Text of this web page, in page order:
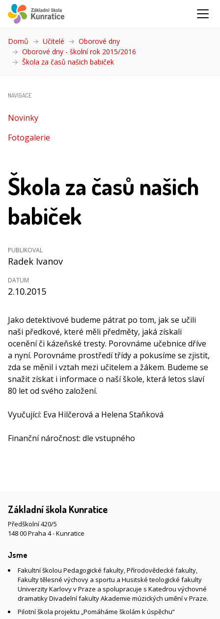
Domů Učitelé
Oborové dny
Oborové dny - školní rok 2015/2016
Škola za časů našich babiček
NAVIGACE
Novinky
Fotogalerie
Škola za časů našich
babiček
PUBLIKOVAL
Radek Ivanov
DATUM
2.10.2015
Jako detektivové budeme pátrat po tom, jak se učili
naši předkové, které měli předměty, jaká získali
ocenění či kázeňské tresty. Porovnáme učebnice dříve
a nyní. Porovnáme prostředí třídy a pokusíme se zjistit,
zda se měnil i vztah mezi učitelem a žákem. Budeme se
snažit získat i informace o naší škole, která letos slaví
80 let od svého založení.
Vyučující: Eva Hilčerová a Helena Staňková
Finanční náročnost: dle vstupného
Základní škola Kunratice
Předškolní 420/5
148 00 Praha 4 - Kunratice
Jsme
Fakultní školou Pedagogické fakulty, Přírodovědecké fakulty,
Fakulty tělesné výchovy a sportu a Husitské teologické fakulty
Univerzity Karlovy v Praze a spolupracuje s Katedrou výchovné
dramatiky Divadelní fakulty Akademie múzických umění v Praze.
Pilotní škola projektu „Pomáháme školám k úspěchu“